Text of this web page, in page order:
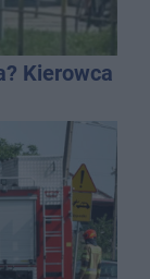
Kierowca